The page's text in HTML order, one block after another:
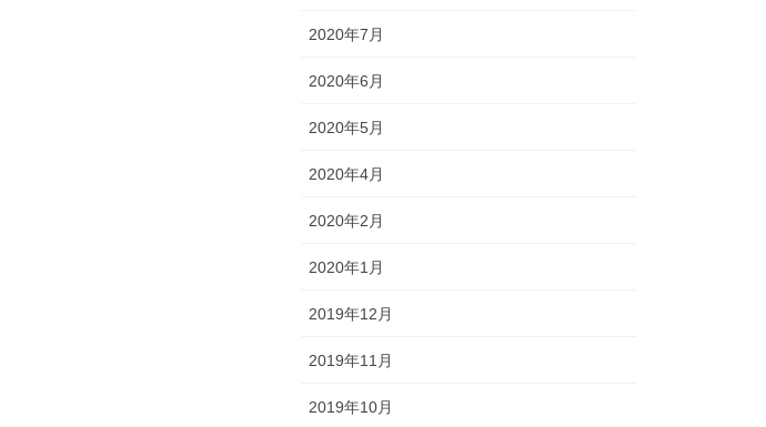
2020年7月
2020年6月
2020年5月
2020年4月
2020年2月
2020年1月
2019年12月
2019年11月
2019年10月